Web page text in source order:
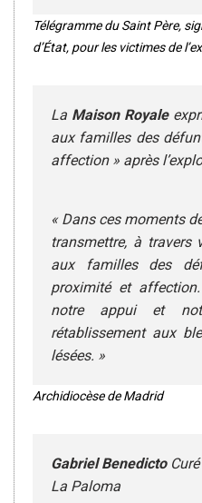
Télégramme du Saint Père,
d’État, pour les victimes de
La Maison Royale
aux familles des
affection » après
« Dans ces moments
transmettre, à travers
aux familles des
proximité et
notre appui et
rétablissement aux
lésées. »
Archidiocèse de Madrid
Gabriel Benedicto
La Paloma